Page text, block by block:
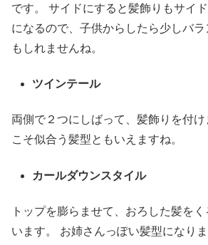
です。 サイドにすると髪飾りもサイ
になるので、子供からしたら少しバ
もしれませんね。
ツインテール
両側で２つにしばって、髪飾りを付
こそ似合う髪型ともいえますね。
カールダウンスタイル
トップを膨らませて、おろした髪を
います。 お姉さんっぽい髪型になりま